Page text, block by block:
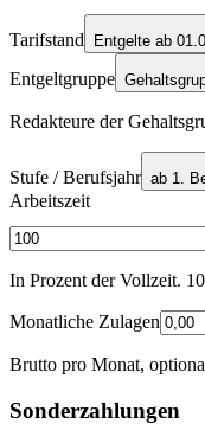
Tarifstand Entgelte ab
Entgeltgruppe
Redakteure der
Stufe / Berufsjahr ab 1.
Arbeitszeit
In Prozent der Vollzeit.
Monatliche Zulagen
Brutto pro Monat,
Sonderzahlungen